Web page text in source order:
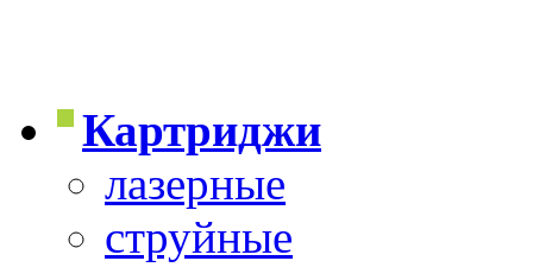
Картриджи
лазерные
струйные